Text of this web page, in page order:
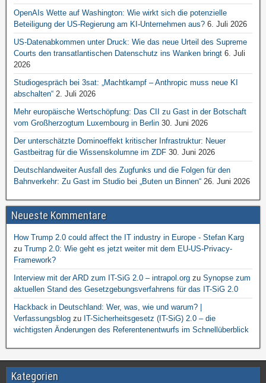
OpenAIs Wette auf Washington: Wie wirkt sich die potenzielle
Beteiligung der US-Regierung am KI-Unternehmen aus? 6. Juli 2026
US-Datenabkommen unter Druck: Wie das neue Urteil des Supreme
Courts den transatlantischen Datenschutz ins Wanken bringt 6. Juli
2026
Studiogespräch bei 3sat: „Machtkampf – Anthropic muss neue KI
abschalten“ 2. Juli 2026
Mehr europäische Wertschöpfung: Das CII zu Gast in der Botschaft
vom Großherzogtum Luxembourg in Berlin 30. Juni 2026
Der unterschätzte Dominoeffekt kritischer Infrastruktur: Neuer
Gastbeitrag für die Wissenskolumne im ZDF 30. Juni 2026
Deutschlandweiter Ausfall des Zugfunks und die Folgen für den
Bahnverkehr: Zu Gast im Studio bei „Buten un Binnen“ 26. Juni 2026
Neueste Kommentare
How Trump 2.0 could affect the IT industry in Europe - Stefan Karg
zu Trump 2.0: Wie geht es jetzt weiter mit dem EU-US-Privacy-
Framework?
Interview mit der ARD zum IT-SiG 2.0 – intrapol.org zu Synopse zum
aktuellen Stand des Gesetzgebungsverfahrens für das IT-SiG 2.0
Hackback in Deutschland: Wer, was, wie und warum? |
Verfassungsblog zu IT-Sicherheitsgesetz (IT-SiG) 2.0 – die
wichtigsten Änderungen des Referentenentwurfs im Schnellüberblick
Kategorien